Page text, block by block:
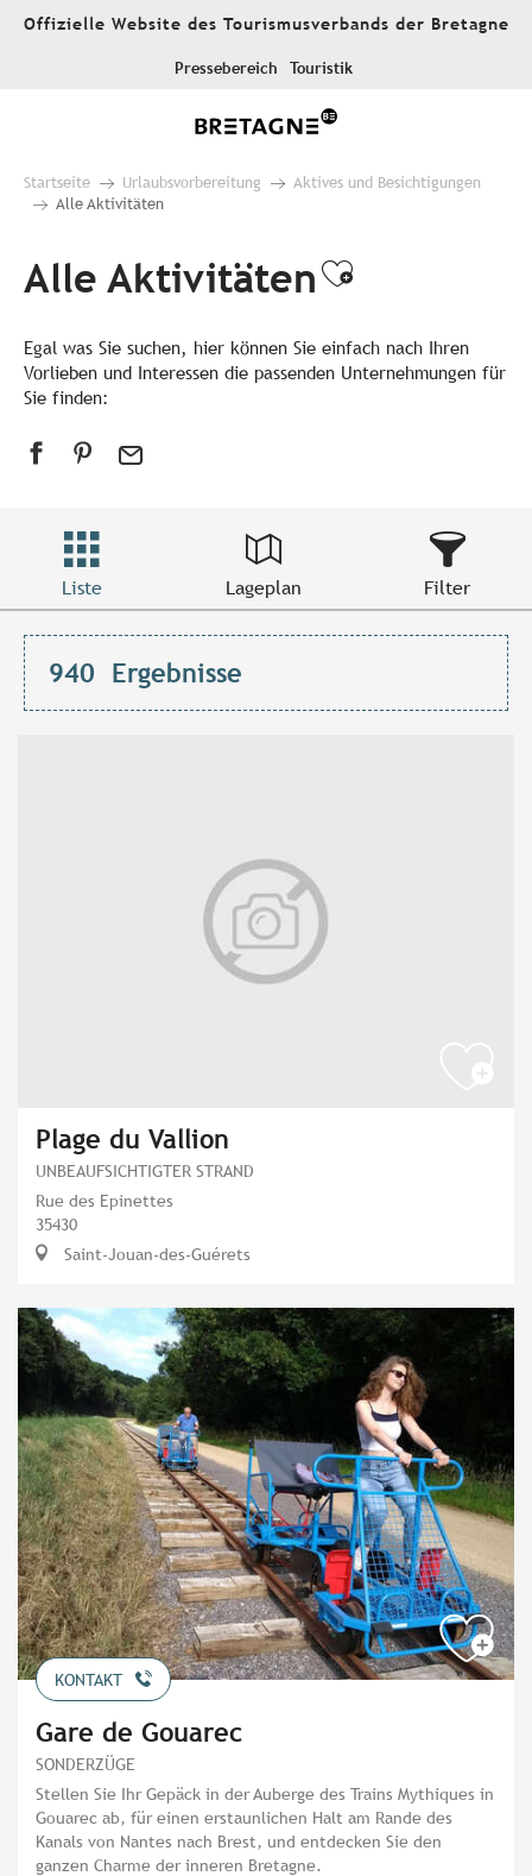
AllerOffizielle Website des Tourismusverbands der Bretagne
Pressebereich Touristik
Startseite Urlaubsvorbereitung
Aktives und Besichtigungen
Alle Aktivitäten
Alle AktivitätenAjouter
Egal was Sie suchen, hier können Sie einfach nach Ihren
Vorlieben und Interessen die passenden Unternehmungen für
Sie finden:
Liste Lageplan Filter
940 Ergebnisse
Plage du Vallion
UNBEAUFSICHTIGTER STRAND
Rue des Epinettes
35430
Saint-Jouan-des-Guérets
KONTAKT
Gare de Gouarec
SONDERZÜGE
Stellen Sie Ihr Gepäck in der Auberge des Trains Mythiques in
Gouarec ab, für einen erstaunlichen Halt am Rande des
Kanals von Nantes nach Brest, und entdecken Sie den
ganzen Charme der inneren Bretagne.